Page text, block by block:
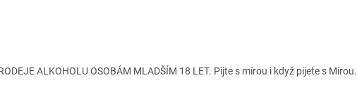
ALKOHOLU OSOBÁM MLADŠÍM 18 LET. Pijte s mírou i když pijete s Mírou.